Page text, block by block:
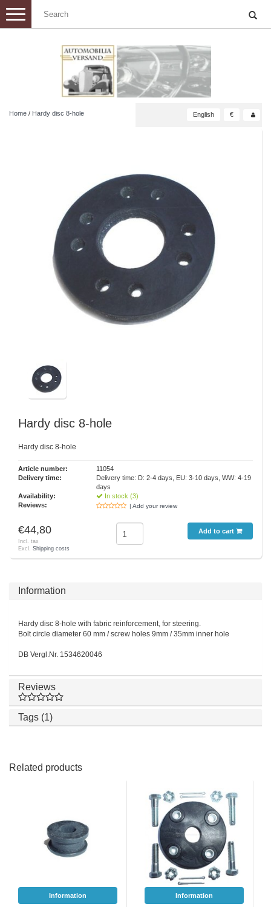
Toggle
navigation
Home / Hardy disc 8-hole English €
Hardy disc 8-hole
Hardy disc 8-hole
Article number:
11054
Delivery time:
Delivery time: D: 2-4 days, EU: 3-10 days, WW: 4-19
days
Availability:
In stock (3)
Reviews:
| Add your review
€44,80
Incl. tax
Excl. Shipping costs
Add to cart
Information
Hardy disc 8-hole with fabric reinforcement, for steering.
Bolt circle diameter 60 mm / screw holes 9mm / 35mm inner hole
DB Vergl.Nr. 1534620046
Reviews
Tags (1)
Related products
Information Information